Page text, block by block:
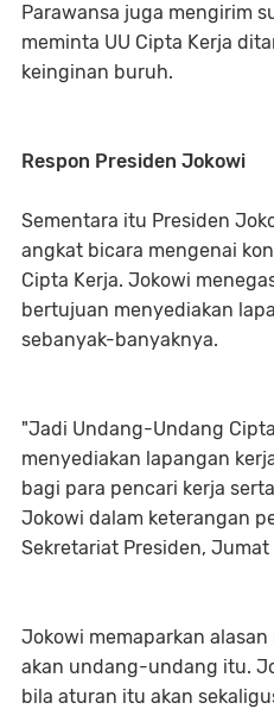
Parawansa juga mengirim
meminta UU Cipta Kerja
keinginan buruh.
Respon Presiden Jokowi
Sementara itu Presiden
angkat bicara mengenai
Cipta Kerja. Jokowi
bertujuan menyediakan
sebanyak-banyaknya.
"Jadi Undang-Undang
menyediakan lapangan
bagi para pencari kerja
Jokowi dalam keterangan
Sekretariat Presiden,
Jokowi memaparkan
akan undang-undang itu.
bila aturan itu akan